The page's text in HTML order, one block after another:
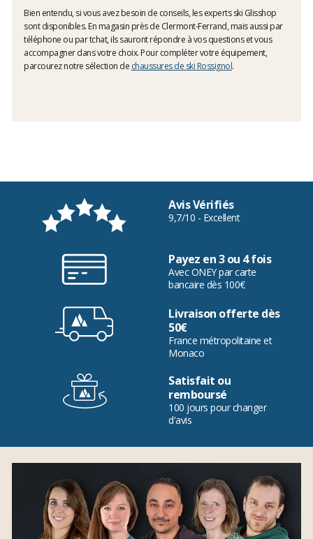
Bien entendu, si vous avez besoin de conseils, les experts ski Glisshop
sont disponibles. En magasin près de Clermont-Ferrand, mais aussi par
téléphone ou par tchat, ils sauront répondre à vos questions et vous
accompagner dans votre choix. Pour compléter votre équipement,
parcourez notre sélection de chaussures de ski Rossignol.
Avis Vérifiés
9,7/10 - Excellent
Payez en 3 ou 4 fois
Avec ONEY par carte
bancaire dès 100€
Livraison offerte dès
50€
France métropolitaine et
Monaco
Satisfait ou
remboursé
100 jours pour changer
d'avis